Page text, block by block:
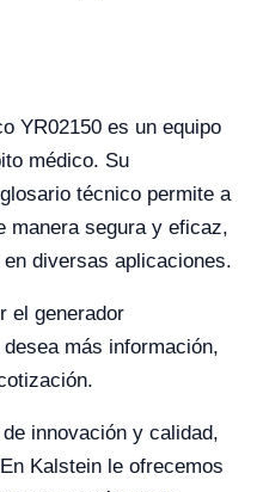
YR02150 es un equipo
médico. Su
técnico permite a
manera segura y eficaz,
diversas aplicaciones.
el generador
más información,
innovación y calidad,
Kalstein le ofrecemos